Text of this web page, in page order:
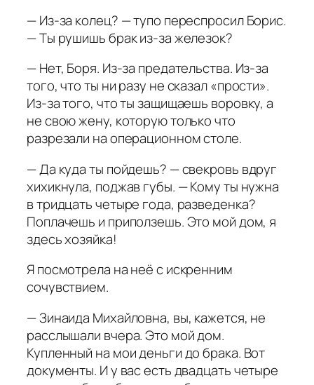
— Из-за колец? — тупо переспросил Борис.
— Ты рушишь брак из-за железок?
— Нет, Боря. Из-за предательства. Из-за
того, что ты ни разу не сказал «прости».
Из-за того, что ты защищаешь воровку, а
не свою жену, которую только что
разрезали на операционном столе.
— Да куда ты пойдешь? — свекровь вдруг
хихикнула, поджав губы. — Кому ты нужна
в тридцать четыре года, разведенка?
Поплачешь и приползешь. Это мой дом, я
здесь хозяйка!
Я посмотрела на неё с искренним
сочувствием.
— Зинаида Михайловна, вы, кажется, не
расслышали вчера. Это мой дом.
Купленный на мои деньги до брака. Вот
документы. И у вас есть двадцать четыре